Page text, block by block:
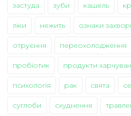
застуда зуби кашель
ліки нежить ознаки
отруєння переохолодження
пробіотик продукти
психологія рак свята
суглоби схуднення